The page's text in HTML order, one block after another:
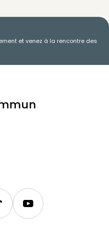
et venez à la rencontre des
Youtube